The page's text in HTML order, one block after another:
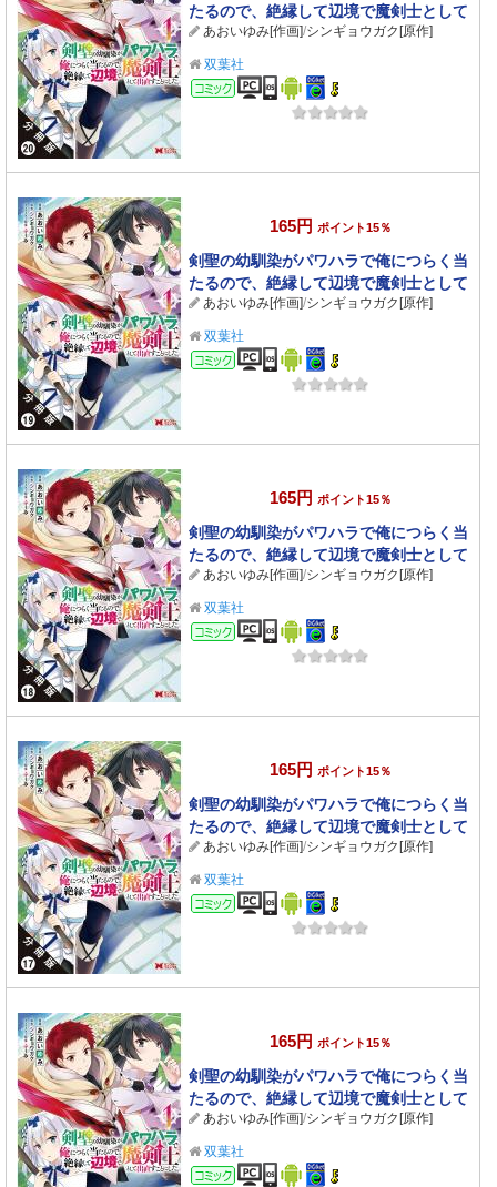
たるので、絶縁して辺境で魔剣士として
出直すことにした。（コミック） 分冊版
： 20
あおいゆみ[作画]/シンギョウガク[原作]
双葉社
コミック
165円 ポイント15％
剣聖の幼馴染がパワハラで俺につらく当
たるので、絶縁して辺境で魔剣士として
出直すことにした。（コミック） 分冊版
： 19
あおいゆみ[作画]/シンギョウガク[原作]
双葉社
コミック
165円 ポイント15％
剣聖の幼馴染がパワハラで俺につらく当
たるので、絶縁して辺境で魔剣士として
出直すことにした。（コミック） 分冊版
： 18
あおいゆみ[作画]/シンギョウガク[原作]
双葉社
コミック
165円 ポイント15％
剣聖の幼馴染がパワハラで俺につらく当
たるので、絶縁して辺境で魔剣士として
出直すことにした。（コミック） 分冊版
： 17
あおいゆみ[作画]/シンギョウガク[原作]
双葉社
コミック
165円 ポイント15％
剣聖の幼馴染がパワハラで俺につらく当
たるので、絶縁して辺境で魔剣士として
出直すことにした。（コミック） 分冊版
： 16
あおいゆみ[作画]/シンギョウガク[原作]
双葉社
コミック